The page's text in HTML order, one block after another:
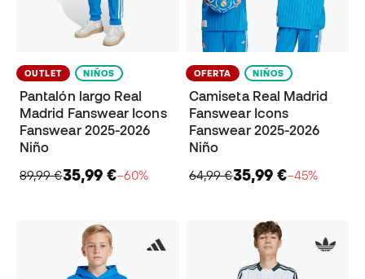
OUTLET NIÑOS
Pantalón largo Real
Madrid Fanswear Icons
Fanswear 2025-2026
Niño
89,99 €35,99 €−60%
OFERTA NIÑOS
Camiseta Real Madrid
Fanswear Icons
Fanswear 2025-2026
Niño
64,99 €35,99 €−45%